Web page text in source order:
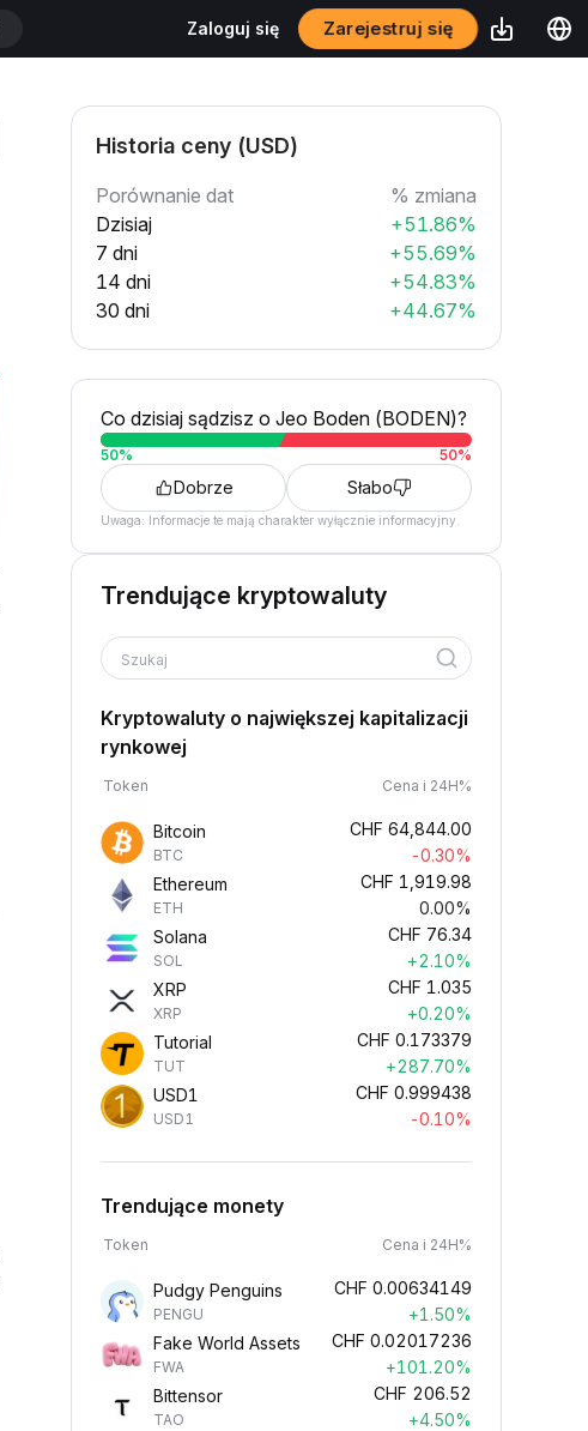
Zaloguj się Zarejestruj się
Historia ceny (USD)
Porównanie dat
% zmiana
Dzisiaj
+51.86%
7 dni
+55.69%
14 dni
+54.83%
30 dni
+44.67%
Co dzisiaj sądzisz o Jeo Boden (BODEN)?
50% 50%
Dobrze Słabo
Uwaga: Informacje te mają charakter wyłącznie informacyjny.
Trendujące kryptowaluty
Szukaj
Kryptowaluty o największej kapitalizacji
rynkowej
Token Cena i 24H%
Bitcoin
BTC
CHF 64,844.00
-0.30%
Ethereum
ETH
CHF 1,919.98
0.00%
Solana
SOL
CHF 76.34
+2.10%
XRP
XRP
CHF 1.035
+0.20%
Tutorial
TUT
CHF 0.173379
+287.70%
USD1
USD1
CHF 0.999438
-0.10%
Trendujące monety
Token Cena i 24H%
Pudgy Penguins
PENGU
CHF 0.00634149
+1.50%
Fake World Assets
FWA
CHF 0.02017236
+101.20%
Bittensor
TAO
CHF 206.52
+4.50%